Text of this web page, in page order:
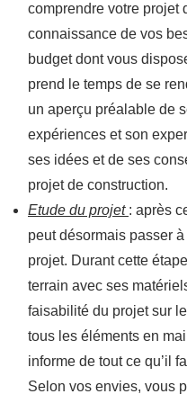
comprendre votre projet
connaissance de vos
budget dont vous
prend le temps de se
un aperçu préalable de
expériences et son
ses idées et de ses
projet de construction.
Etude du projet : après
peut désormais passer à
projet. Durant cette
terrain avec ses
faisabilité du projet sur
tous les éléments en
informe de tout ce qu’il
Selon vos envies, vous